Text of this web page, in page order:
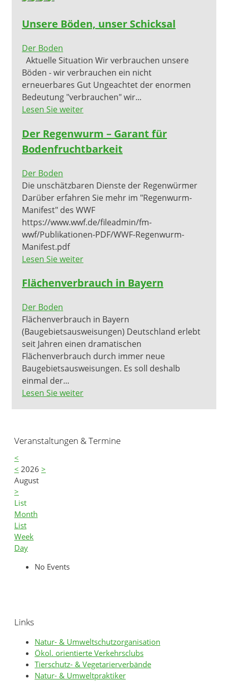
Unsere Böden, unser Schicksal
Der Boden
Aktuelle Situation Wir verbrauchen unsere
Böden - wir verbrauchen ein nicht
erneuerbares Gut Ungeachtet der enormen
Bedeutung "verbrauchen" wir...
Lesen Sie weiter
Der Regenwurm – Garant für
Bodenfruchtbarkeit
Der Boden
Die unschätzbaren Dienste der Regenwürmer
Darüber erfahren Sie mehr im "Regenwurm-
Manifest" des WWF
https://www.wwf.de/fileadmin/fm-
wwf/Publikationen-PDF/WWF-Regenwurm-
Manifest.pdf
Lesen Sie weiter
Flächenverbrauch in Bayern
Der Boden
Flächenverbrauch in Bayern
(Baugebietsausweisungen) Deutschland erlebt
seit Jahren einen dramatischen
Flächenverbrauch durch immer neue
Baugebietsausweisungen. Es soll deshalb
einmal der...
Lesen Sie weiter
Veranstaltungen & Termine
<
< 2026 >
August
>
List
Month
List
Week
Day
No Events
Links
Natur- & Umweltschutzorganisation
Ökol. orientierte Verkehrsclubs
Tierschutz- & Vegetarierverbände
Natur- & Umweltpraktiker